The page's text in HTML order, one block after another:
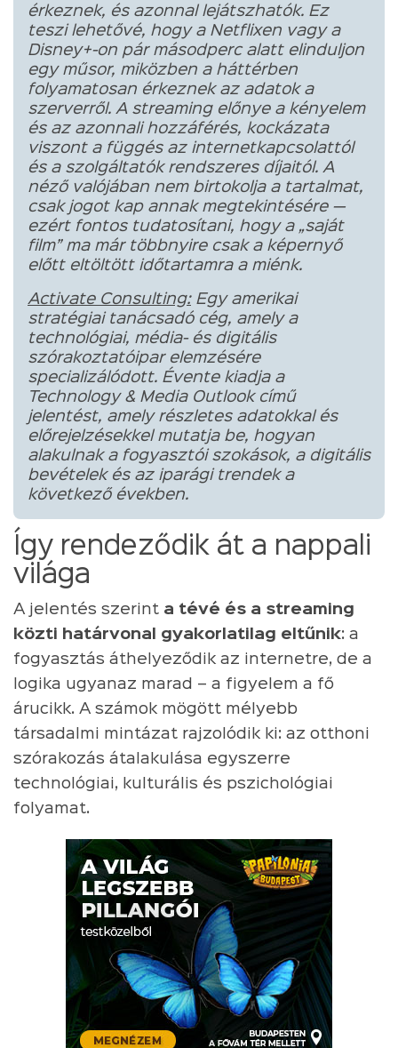
érkeznek, és azonnal lejátszhatók. Ez
teszi lehetővé, hogy a Netflixen vagy a
Disney+-on pár másodperc alatt elinduljon
egy műsor, miközben a háttérben
folyamatosan érkeznek az adatok a
szerverről. A streaming előnye a kényelem
és az azonnali hozzáférés, kockázata
viszont a függés az internetkapcsolattól
és a szolgáltatók rendszeres díjaitól. A
néző valójában nem birtokolja a tartalmat,
csak jogot kap annak megtekintésére —
ezért fontos tudatosítani, hogy a „saját
film” ma már többnyire csak a képernyő
előtt eltöltött időtartamra a miénk.
Activate Consulting:Egy amerikai
stratégiai tanácsadó cég, amely a
technológiai, média- és digitális
szórakoztatóipar elemzésére
specializálódott. Évente kiadja a
Technology & Media Outlook című
jelentést, amely részletes adatokkal és
előrejelzésekkel mutatja be, hogyan
alakulnak a fogyasztói szokások, a digitális
bevételek és az iparági trendek a
következő években.
Így rendeződik át a nappali
világa
A jelentés szerint a tévé és a streaming
közti határvonal gyakorlatilag eltűnik: a
fogyasztás áthelyeződik az internetre, de a
logika ugyanaz marad – a figyelem a fő
árucikk. A számok mögött mélyebb
társadalmi mintázat rajzolódik ki: az otthoni
szórakozás átalakulása egyszerre
technológiai, kulturális és pszichológiai
folyamat.